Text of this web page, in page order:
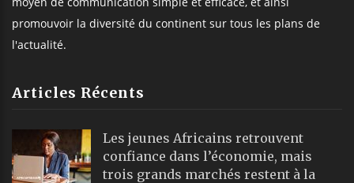
promouvoir la diversité du continent sur tous les plans de
l'actualité.
Articles Récents
Les jeunes Africains retrouvent
confiance dans l’économie, mais
trois grands marchés restent à la